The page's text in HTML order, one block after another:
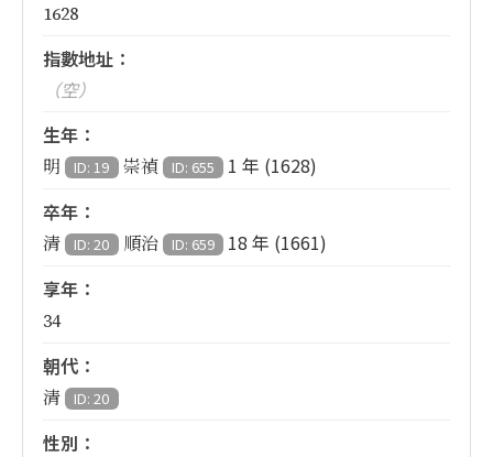
1628
指數地址：
（空）
生年：
明 ID: 19 崇禎 ID: 655
1 年 (1628)
卒年：
清 ID: 20 順治 ID: 659
18 年 (1661)
享年：
34
朝代：
清 ID: 20
性別：